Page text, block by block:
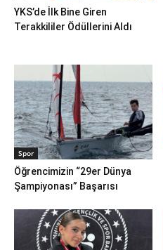
YKS’de İlk Bine Giren
Terakkililer Ödüllerini Aldı
Spor
Öğrencimizin “29er Dünya
Şampiyonası” Başarısı